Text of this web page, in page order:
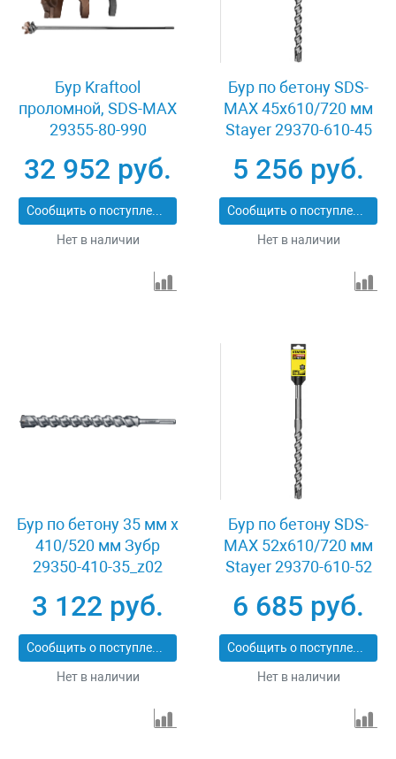
Бур Kraftool
проломной, SDS-MAX
29355-80-990
32 952 руб.
Сообщить о поступлении
Нет в наличии
Бур по бетону SDS-
MAX 45x610/720 мм
Stayer 29370-610-45
5 256 руб.
Сообщить о поступлении
Нет в наличии
Бур по бетону 35 мм x
410/520 мм Зубр
29350-410-35_z02
3 122 руб.
Сообщить о поступлении
Нет в наличии
Бур по бетону SDS-
MAX 52x610/720 мм
Stayer 29370-610-52
6 685 руб.
Сообщить о поступлении
Нет в наличии